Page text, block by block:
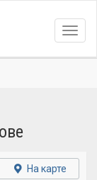
На карте